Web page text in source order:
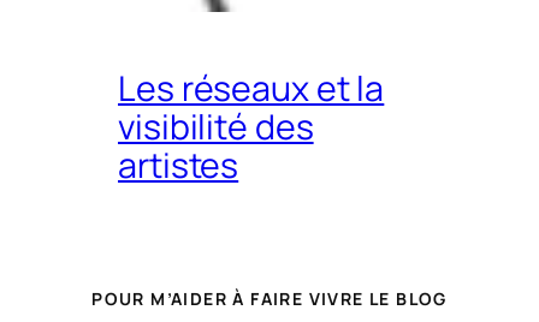
Les réseaux et la
visibilité des
artistes
POUR M’AIDER À FAIRE VIVRE LE BLOG